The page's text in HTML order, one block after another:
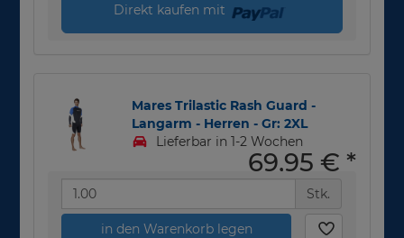
Direkt kaufen mit
Mares Trilastic Rash Guard -
Langarm - Herren - Gr: 2XL
Lieferbar in 1-2 Wochen
69,95 € *
Stk.
in den Warenkorb legen